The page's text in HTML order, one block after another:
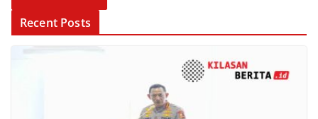
Recent Posts